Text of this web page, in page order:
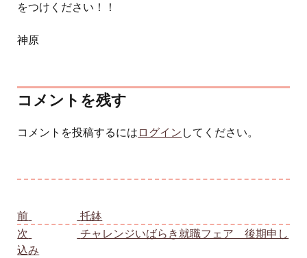
をつけください！！
神原
コメントを残す
コメントを投稿するには ログイン してください。
前
托鉢
次
チャレンジいばらき就職フェア 後期申し
込み